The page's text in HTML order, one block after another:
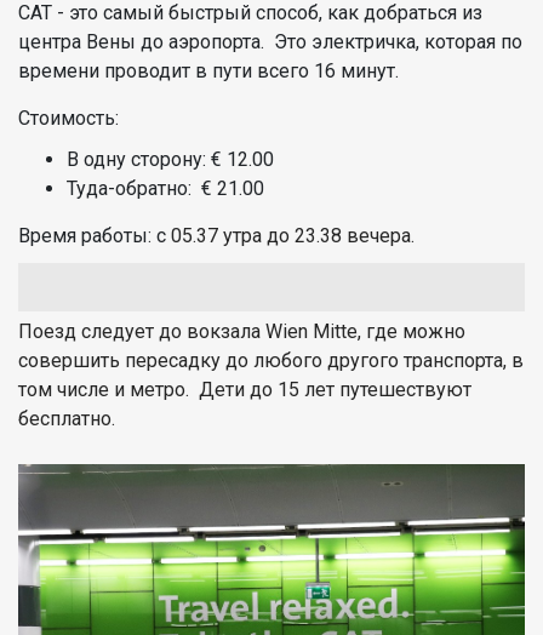
CAT - это самый быстрый способ, как добраться из
центра Вены до аэропорта. Это электричка, которая по
времени проводит в пути всего 16 минут.
Стоимость:
В одну сторону: € 12.00
Туда-обратно: € 21.00
Время работы: с 05.37 утра до 23.38 вечера.
Поезд следует до вокзала Wien Mitte, где можно
совершить пересадку до любого другого транспорта, в
том числе и метро. Дети до 15 лет путешествуют
бесплатно.